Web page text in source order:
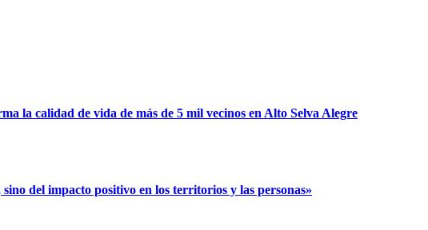
la calidad de vida de más de 5 mil vecinos en Alto Selva Alegre
del impacto positivo en los territorios y las personas»